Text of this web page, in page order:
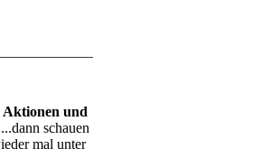
Aktionen und
...dann schauen
mal unter